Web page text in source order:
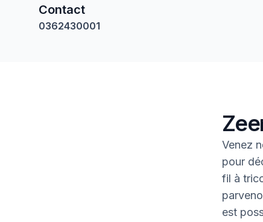
Contact
0362430001
Venez
pour
fil à
est